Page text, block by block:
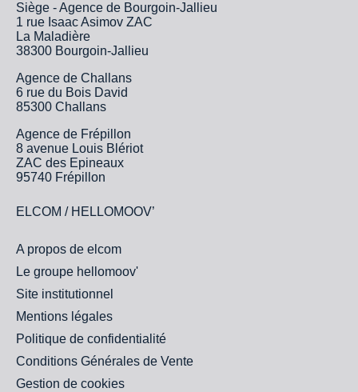
Siège - Agence de Bourgoin-Jallieu
1 rue Isaac Asimov ZAC
La Maladière
38300 Bourgoin-Jallieu
Agence de Challans
6 rue du Bois David
85300 Challans
Agence de Frépillon
8 avenue Louis Blériot
ZAC des Epineaux
95740 Frépillon
ELCOM / HELLOMOOV’
A propos de elcom
Le groupe hellomoov'
Site institutionnel
Mentions légales
Politique de confidentialité
Conditions Générales de Vente
Gestion de cookies